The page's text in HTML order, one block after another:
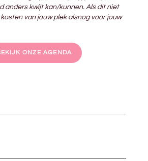
anders kwijt kan/kunnen. Als dit niet
van jouw plek alsnog voor jouw
ONZE AGENDA